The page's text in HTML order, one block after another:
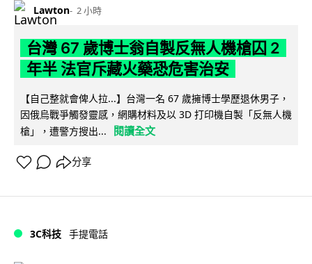
Lawton 2 小時
台灣 67 歲博士翁自製反無人機槍囚 2
年半 法官斥藏火藥恐危害治安
【自己整就會俾人拉...】台灣一名 67 歲擁博士學歷退休男子，
因俄烏戰爭觸發靈感，網購材料及以 3D 打印機自製「反無人機
槍」，遭警方搜出...
閱讀全文
分享
3C科技 手提電話